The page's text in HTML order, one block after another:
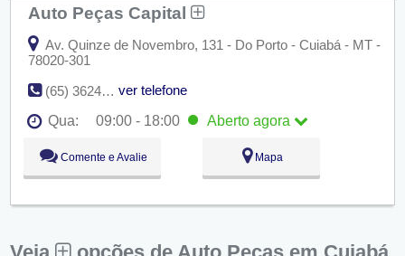
Auto Peças Capital
Av. Quinze de Novembro, 131 - Do Porto - Cuiabá - MT -
78020-301
(65) 3624-1277
ver telefone
Qua:
09:00 - 18:00 Aberto agora
Seg:
Ter:
09:00 - 18:00
Qua:
09:00 - 18:00 Abertoagora
Sex:
09:00 - 18:00
Dom:
Fechado
Comente e Avalie Mapa